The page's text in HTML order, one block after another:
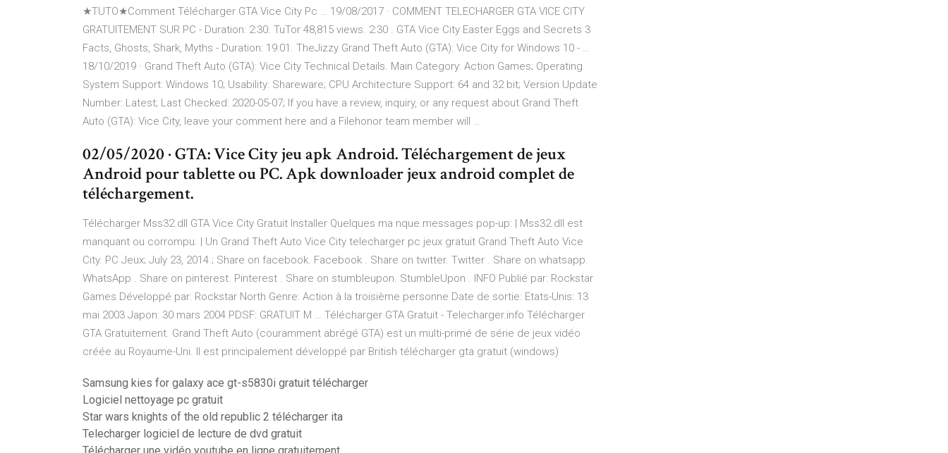
★TUTO★Comment Télécharger GTA Vice City Pc … 19/08/2017 · COMMENT TELECHARGER GTA VICE CITY
GRATUITEMENT SUR PC - Duration: 2:30. TuTor 48,815 views. 2:30 . GTA Vice City Easter Eggs and Secrets 3
Facts, Ghosts, Shark, Myths - Duration: 19:01. TheJizzy Grand Theft Auto (GTA): Vice City for Windows 10 - …
18/10/2019 · Grand Theft Auto (GTA): Vice City Technical Details. Main Category: Action Games; Operating
System Support: Windows 10; Usability: Shareware; CPU Architecture Support: 64 and 32 bit; Version Update
Number: Latest; Last Checked: 2020-05-07; If you have a review, inquiry, or any request about Grand Theft
Auto (GTA): Vice City, leave your comment here and a Filehonor team member will …
02/05/2020 · GTA: Vice City jeu apk Android. Téléchargement de jeux
Android pour tablette ou PC. Apk downloader jeux android complet de
téléchargement.
Télécharger Mss32.dll GTA Vice City Gratuit Installer Quelques ma nque.messages pop-up: | Mss32.dll est
manquant ou corrompu. | Un Grand Theft Auto Vice City telecharger pc jeux gratuit Grand Theft Auto Vice
City. PC Jeux; July 23, 2014 ; Share on facebook. Facebook . Share on twitter. Twitter . Share on whatsapp.
WhatsApp . Share on pinterest. Pinterest . Share on stumbleupon. StumbleUpon . INFO Publié par: Rockstar
Games Développé par: Rockstar North Genre: Action à la troisième personne Date de sortie: Etats-Unis: 13
mai 2003 Japon: 30 mars 2004 PDSF: GRATUIT M … Télécharger GTA Gratuit - Telecharger.info Télécharger
GTA Gratuitement. Grand Theft Auto (couramment abrégé GTA) est un multi-primé de série de jeux vidéo
créée au Royaume-Uni. Il est principalement développé par British télécharger gta gratuit (windows)
Samsung kies for galaxy ace gt-s5830i gratuit télécharger
Logiciel nettoyage pc gratuit
Star wars knights of the old republic 2 télécharger ita
Telecharger logiciel de lecture de dvd gratuit